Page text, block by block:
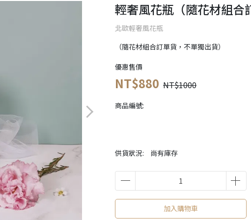
輕奢風花瓶（隨花材組合
北歐輕奢風花瓶
（隨花材組合訂單貨，不單獨出貨）
優惠售價
NT$880 NT$1000
商品編號:
供貨狀況: 尚有庫存
加入購物車